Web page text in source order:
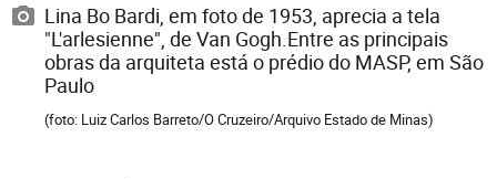
Lina Bo Bardi, em foto de 1953, aprecia a tela
"L'arlesienne", de Van Gogh.Entre as principais
obras da arquiteta está o prédio do MASP, em São
Paulo
(foto: Luiz Carlos Barreto/O Cruzeiro/Arquivo Estado de Minas)